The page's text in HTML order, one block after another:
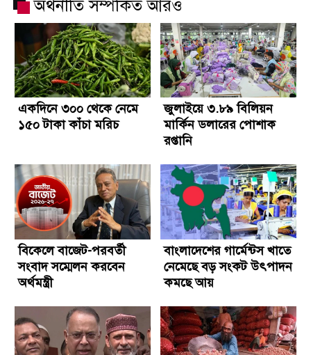
অর্থনীতি সম্পর্কিত আরও
একদিনে ৩০০ থেকে নেমে
১৫০ টাকা কাঁচা মরিচ
জুলাইয়ে ৩.৮৯ বিলিয়ন
মার্কিন ডলারের পোশাক
রপ্তানি
বিকেলে বাজেট-পরবর্তী
সংবাদ সম্মেলন করবেন
অর্থমন্ত্রী
বাংলাদেশের গার্মেন্টস খাতে
নেমেছে বড় সংকট উৎপাদন
কমছে আয়